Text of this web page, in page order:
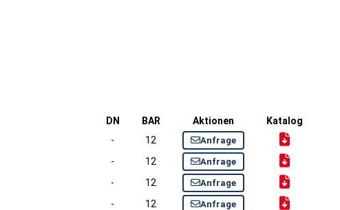
DN BAR Aktionen
Katalog
- 12 Anfrage
- 12 Anfrage
- 12 Anfrage
- 12 Anfrage